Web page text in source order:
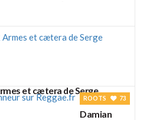
et cætera de Serge
ROOTS 73
Damian